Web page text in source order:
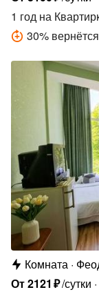
1 год на
30%
Комната
От2121 ₽/сутки